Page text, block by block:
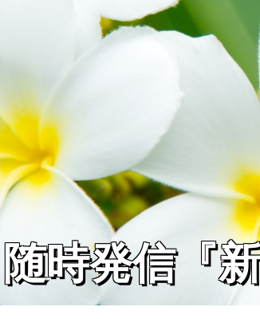
時発信『